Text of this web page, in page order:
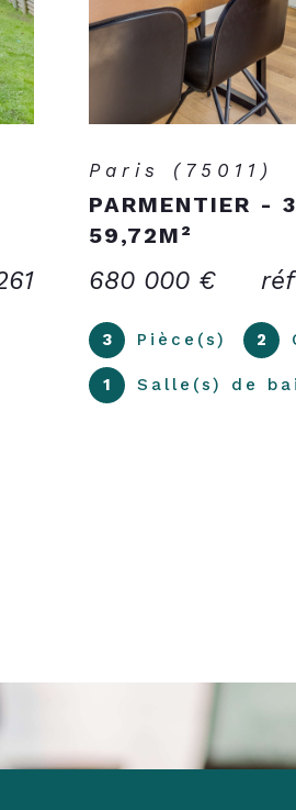
Paris (75011)
PARMENTIER -
59,72M²
680 000 €
3 Pièce(s) 2
1 Salle(s) de